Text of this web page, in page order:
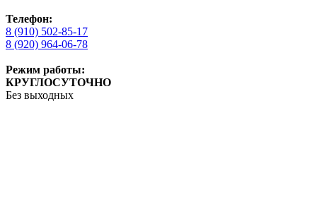
Телефон:
8 (910) 502-85-17
8 (920) 964-06-78
Режим работы:
КРУГЛОСУТОЧНО
Без выходных